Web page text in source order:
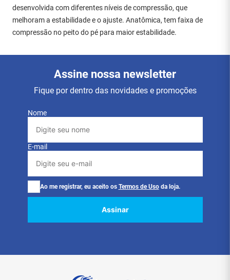
desenvolvida com diferentes níveis de compressão, que
melhoram a estabilidade e o ajuste. Anatômica, tem faixa de
compressão no peito do pé para maior estabilidade.
Assine nossa newsletter
Fique por dentro das novidades e promoções
Nome
E-mail
Ao me registrar, eu aceito os Termos de Uso da loja.
Assinar